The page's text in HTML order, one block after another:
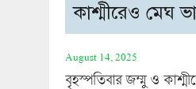
কাশ্মীরেও মেঘ
August 14, 2025
বৃহস্পতিবার জম্মু ও